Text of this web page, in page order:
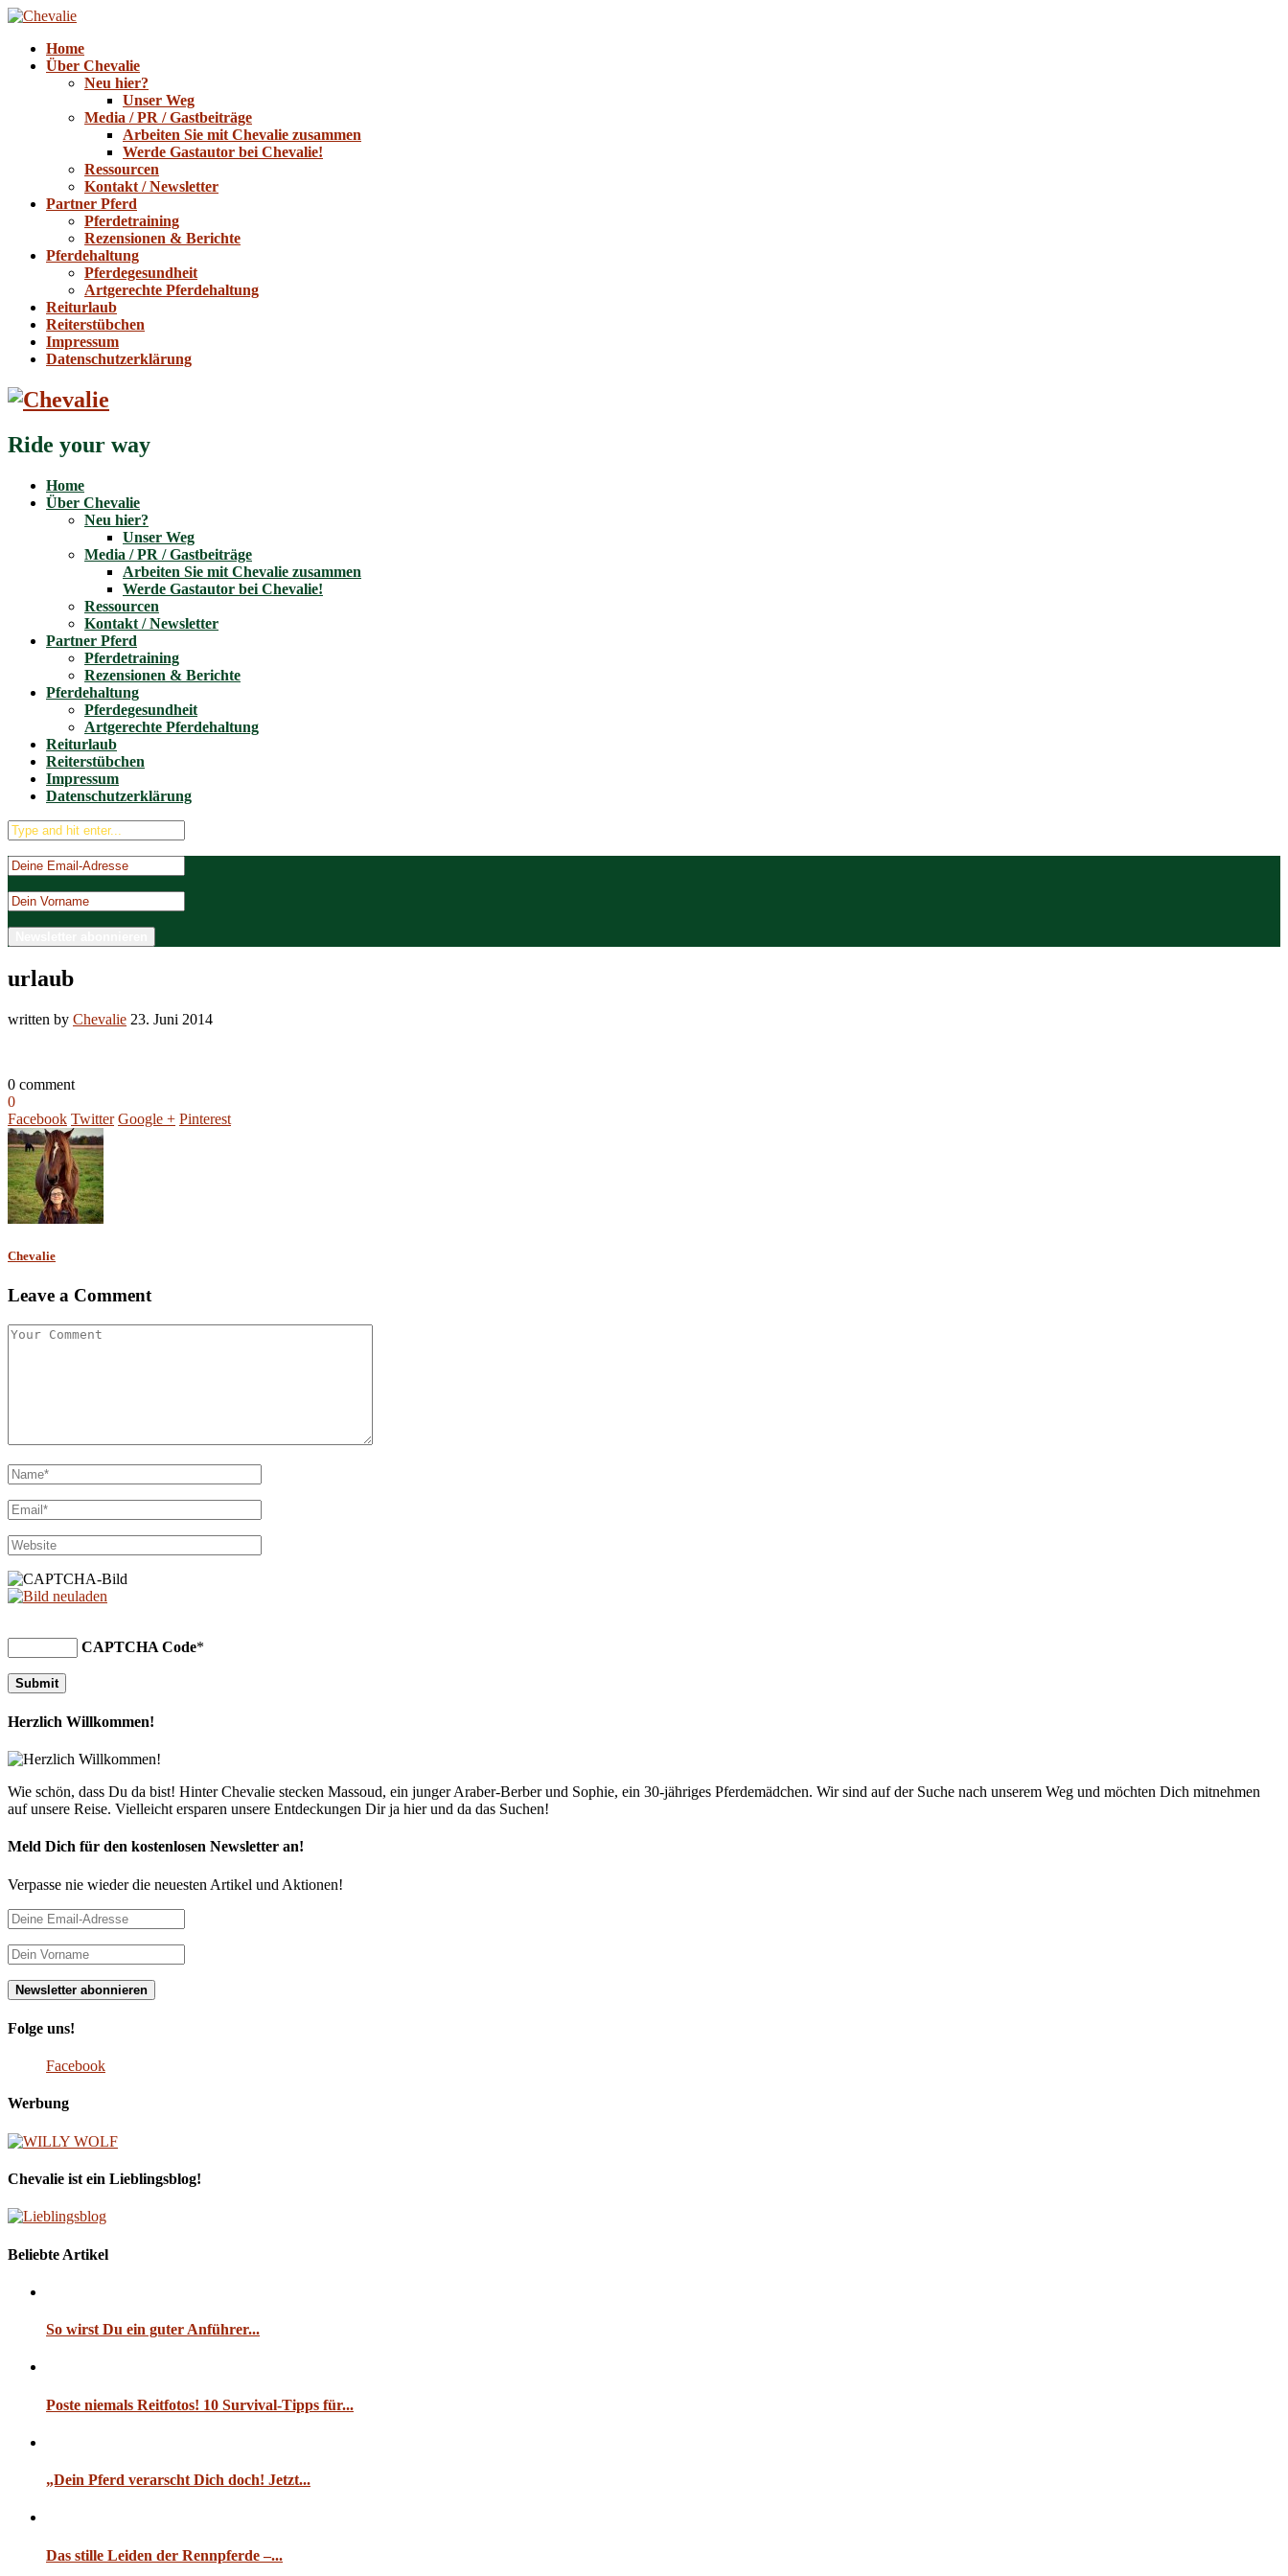
Home
Über Chevalie
Neu hier?
Unser Weg
Media / PR / Gastbeiträge
Arbeiten Sie mit Chevalie zusammen
Werde Gastautor bei Chevalie!
Ressourcen
Kontakt / Newsletter
Partner Pferd
Pferdetraining
Rezensionen & Berichte
Pferdehaltung
Pferdegesundheit
Artgerechte Pferdehaltung
Reiturlaub
Reiterstübchen
Impressum
Datenschutzerklärung
Ride your way
Home
Über Chevalie
Neu hier?
Unser Weg
Media / PR / Gastbeiträge
Arbeiten Sie mit Chevalie zusammen
Werde Gastautor bei Chevalie!
Ressourcen
Kontakt / Newsletter
Partner Pferd
Pferdetraining
Rezensionen & Berichte
Pferdehaltung
Pferdegesundheit
Artgerechte Pferdehaltung
Reiturlaub
Reiterstübchen
Impressum
Datenschutzerklärung
urlaub
written by Chevalie 23. Juni 2014
0 comment
0
Facebook Twitter Google + Pinterest
Chevalie
Leave a Comment
CAPTCHA Code*
Herzlich Willkommen!
Wie schön, dass Du da bist! Hinter Chevalie stecken Massoud, ein junger Araber-Berber und Sophie, ein 30-jähriges Pferdemädchen. Wir sind auf der Suche nach unserem Weg und möchten Dich mitnehmen
auf unsere Reise. Vielleicht ersparen unsere Entdeckungen Dir ja hier und da das Suchen!
Meld Dich für den kostenlosen Newsletter an!
Verpasse nie wieder die neuesten Artikel und Aktionen!
Folge uns!
Facebook
Werbung
Chevalie ist ein Lieblingsblog!
Beliebte Artikel
So wirst Du ein guter Anführer...
Poste niemals Reitfotos! 10 Survival-Tipps für...
„Dein Pferd verarscht Dich doch! Jetzt...
Das stille Leiden der Rennpferde –...